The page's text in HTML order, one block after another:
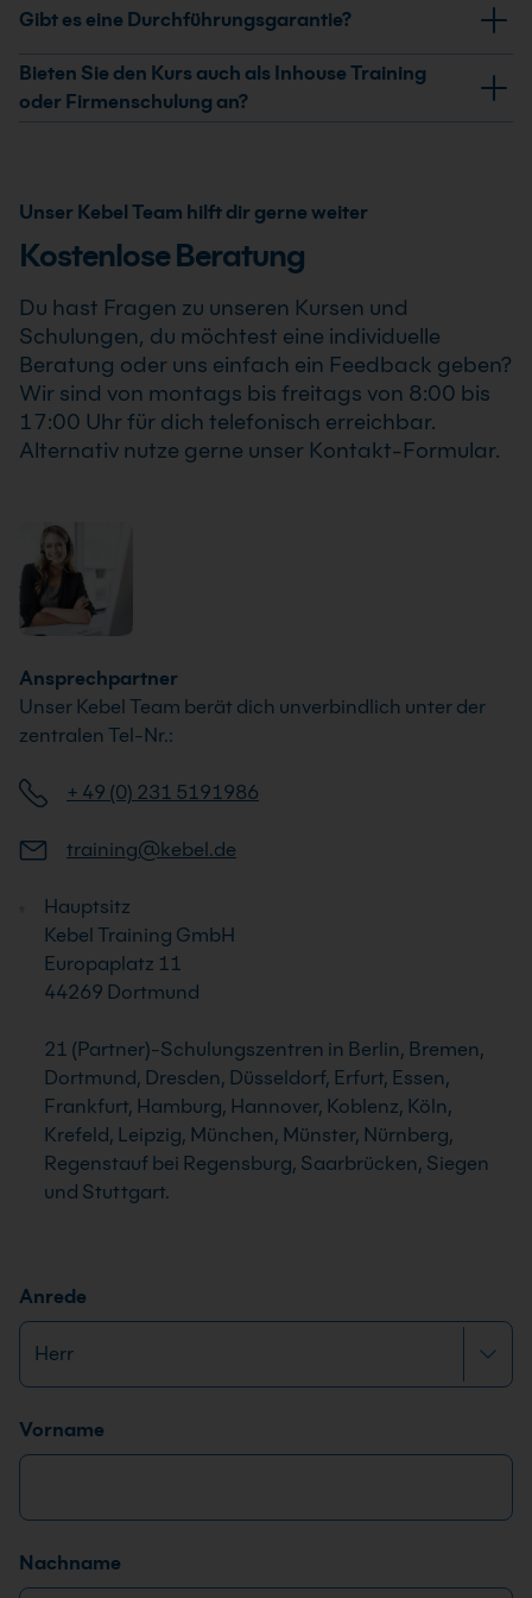
Formteilgeometrien. Auch der Import und die
Aufbereitung von Fremddaten sind Teil des Seminars.
Gusskonstruktion Kurs erhältst Du ein
Teilnahmezertifikat. Dieses bestätigt Deine erweiterten
Kenntnisse im professionellen Einsatz von CREO
Gusskonstruktion Kurs .
Gibt es eine Durchführungsgarantie?
Ja, wir garantieren die Durchführung aller von uns
bestätigten Termine. Der CREO Gusskonstruktion Kurs
findet auch bereits ab einem Teilnehmer statt, sodass
Bieten Sie den Kurs auch als Inhouse Training
oder Firmenschulung an?
durchgeführt werden. Inhalte, Prozesse und
Schwerpunkte passen wir individuell an die
Unser Kebel Team hilft dir gerne weiter
Kostenlose Beratung
Du hast Fragen zu unseren Kursen und
Schulungen, du möchtest eine individuelle
Beratung oder uns einfach ein Feedback geben?
Wir sind von montags bis freitags von 8:00 bis
17:00 Uhr für dich telefonisch erreichbar.
Alternativ nutze gerne unser Kontakt-Formular.
Ansprechpartner
Unser Kebel Team berät dich unverbindlich unter der
zentralen Tel-Nr.:
+ 49 (0) 231 5191986
training@kebel.de
Hauptsitz
Kebel Training GmbH
Europaplatz 11
44269 Dortmund
21 (Partner)-Schulungszentren in Berlin, Bremen,
Dortmund, Dresden, Düsseldorf, Erfurt, Essen,
Frankfurt, Hamburg, Hannover, Koblenz, Köln,
Krefeld, Leipzig, München, Münster, Nürnberg,
Regenstauf bei Regensburg, Saarbrücken, Siegen
und Stuttgart.
D
e
n
D
S
V
O
Anrede
Name*
Vorname
Nachname